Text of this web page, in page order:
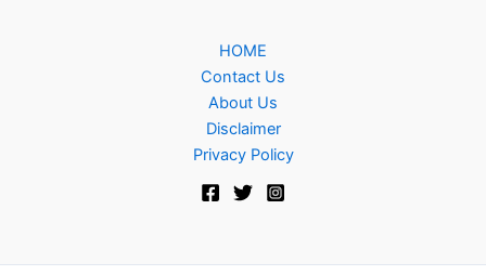
HOME
Contact Us
About Us
Disclaimer
Privacy Policy